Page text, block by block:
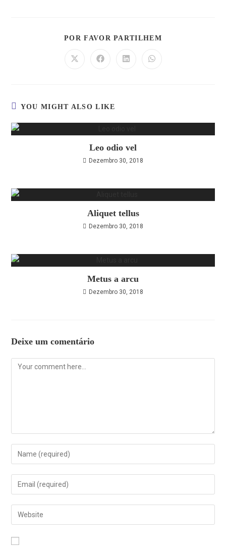
POR FAVOR PARTILHEM
YOU MIGHT ALSO LIKE
Leo odio vel
Dezembro 30, 2018
Aliquet tellus
Dezembro 30, 2018
Metus a arcu
Dezembro 30, 2018
Deixe um comentário